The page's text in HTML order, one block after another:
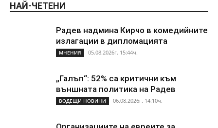
НАЙ-ЧЕТЕНИ
Радев надмина Кирчо в комедийните
излагации в дипломацията
МНЕНИЯ 05.08.2026г. 15:44ч.
„Галъп“: 52% са критични към
външната политика на Радев
ВОДЕЩИ НОВИНИ 06.08.2026г. 14:10ч.